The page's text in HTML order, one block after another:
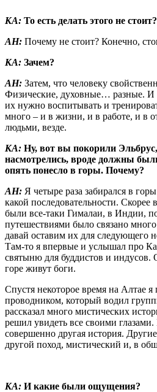
КА: То есть делать этого не стоит?
АН: Почему не стоит? Конечно,
КА: Зачем?
АН: Затем, что человеку
Физические, духовные… разные. И
их нужно воспитывать и
много – и в жизни, и в работе, и в
людьми, везде.
КА: Ну, вот вы покорили
насмотрелись, вроде должны
опять понесло в горы. Почему?
АН: Я четыре раза забирался в
какой последовательности.
были все-таки Гималаи, в Индии,
путешествиями было связано
давай оставим их для
Там-то я впервые и услышал про
святыню для буддистов и индусов.
горе живут боги.
Спустя некоторое время на Алтае я
проводником, который водил
рассказал много мистических
решил увидеть все своими
совершенно другая история.
другой поход, мистический и, в
КА: И какие были ощущения?